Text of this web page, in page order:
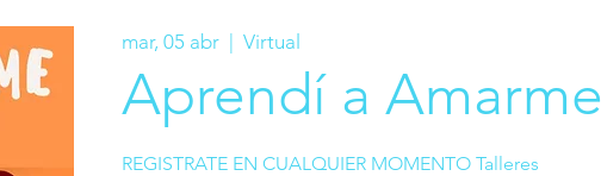
mar, 05 abr Virtual
Aprendí a Amarme
REGISTRATE EN CUALQUIER MOMENTO Talleres